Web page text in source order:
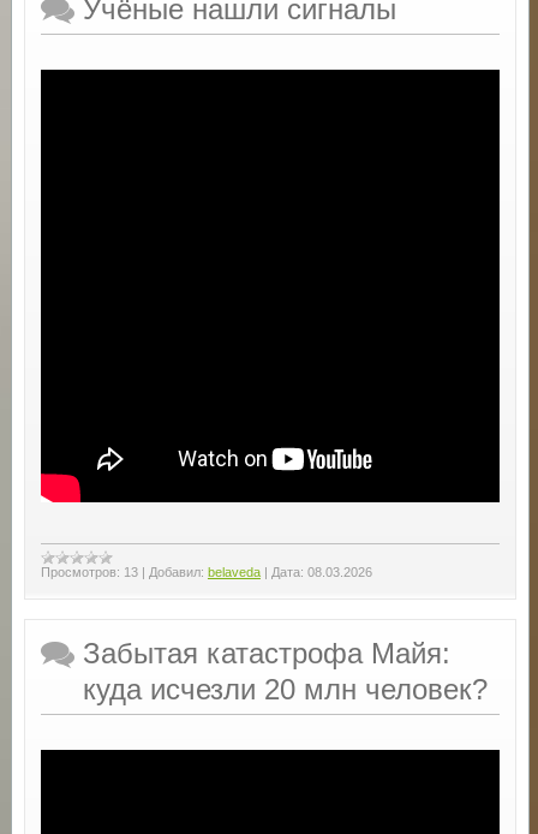
Учёные нашли сигналы
Просмотров: 13 | Добавил: belaveda | Дата: 08.03.2026
Забытая катастрофа Майя:
куда исчезли 20 млн человек?